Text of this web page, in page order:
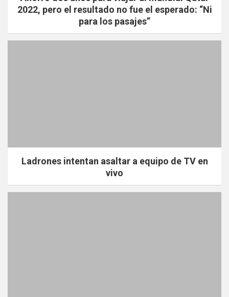
2022, pero el resultado no fue el esperado: “Ni
para los pasajes”
Ladrones intentan asaltar a equipo de TV en
vivo